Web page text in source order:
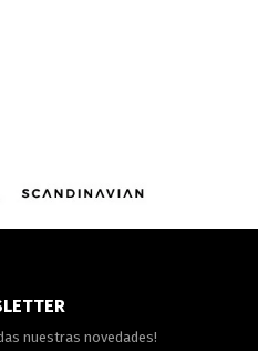
nuestras novedades!